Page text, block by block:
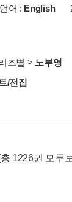
언어 : English
즈별 > 노부영
/전집
1226권 모두